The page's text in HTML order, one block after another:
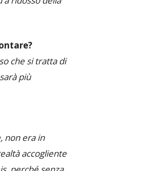
che si tratta di
più
non era in
accogliente